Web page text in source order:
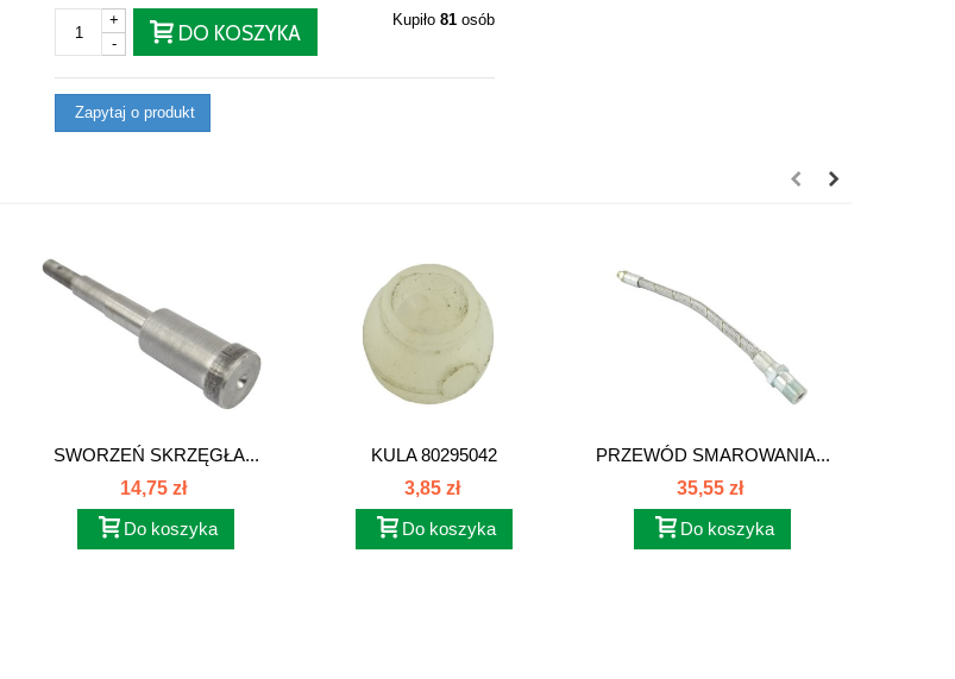
-
+
DO KOSZYKA
Kupiło 81osób
Zapytaj o produkt
SWORZEŃ SKRZĘGŁA...
14,75 zł
Do koszyka
KULA 80295042
3,85 zł
Do koszyka
PRZEWÓD SMAROWANIA...
35,55 zł
Do koszyka